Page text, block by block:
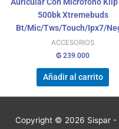
Auricular Con Microfono
500bk Xtremebuds
Bt/Mic/Tws/Touch/Ipx7/
ACCESORIOS
₲ 239.000
Añadir al carrito
Copyright © 2026 Sispar -